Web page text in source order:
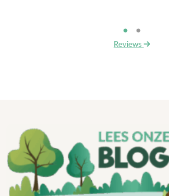
Reviews